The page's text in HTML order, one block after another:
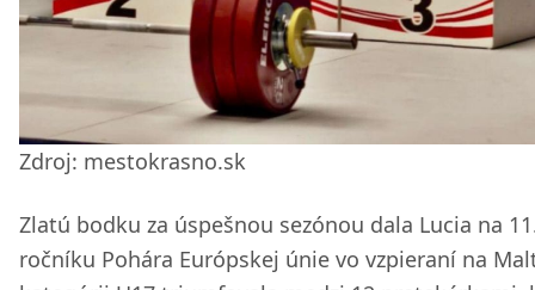
Zdroj: mestokrasno.sk
Zlatú bodku za úspešnou sezónou dala Lucia na
ročníku Pohára Európskej únie vo vzpieraní na